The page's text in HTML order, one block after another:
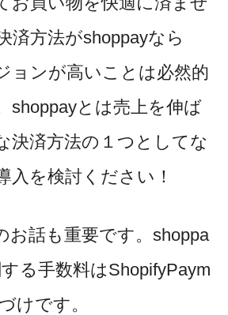
済方法がshoppayなら
ョンが高いことは必然的
shoppayとは売上を伸ば
決済方法の１つとしてな
入を検討ください！
お話も重要です。shoppa
る手数料はShopifyPaym
けです。